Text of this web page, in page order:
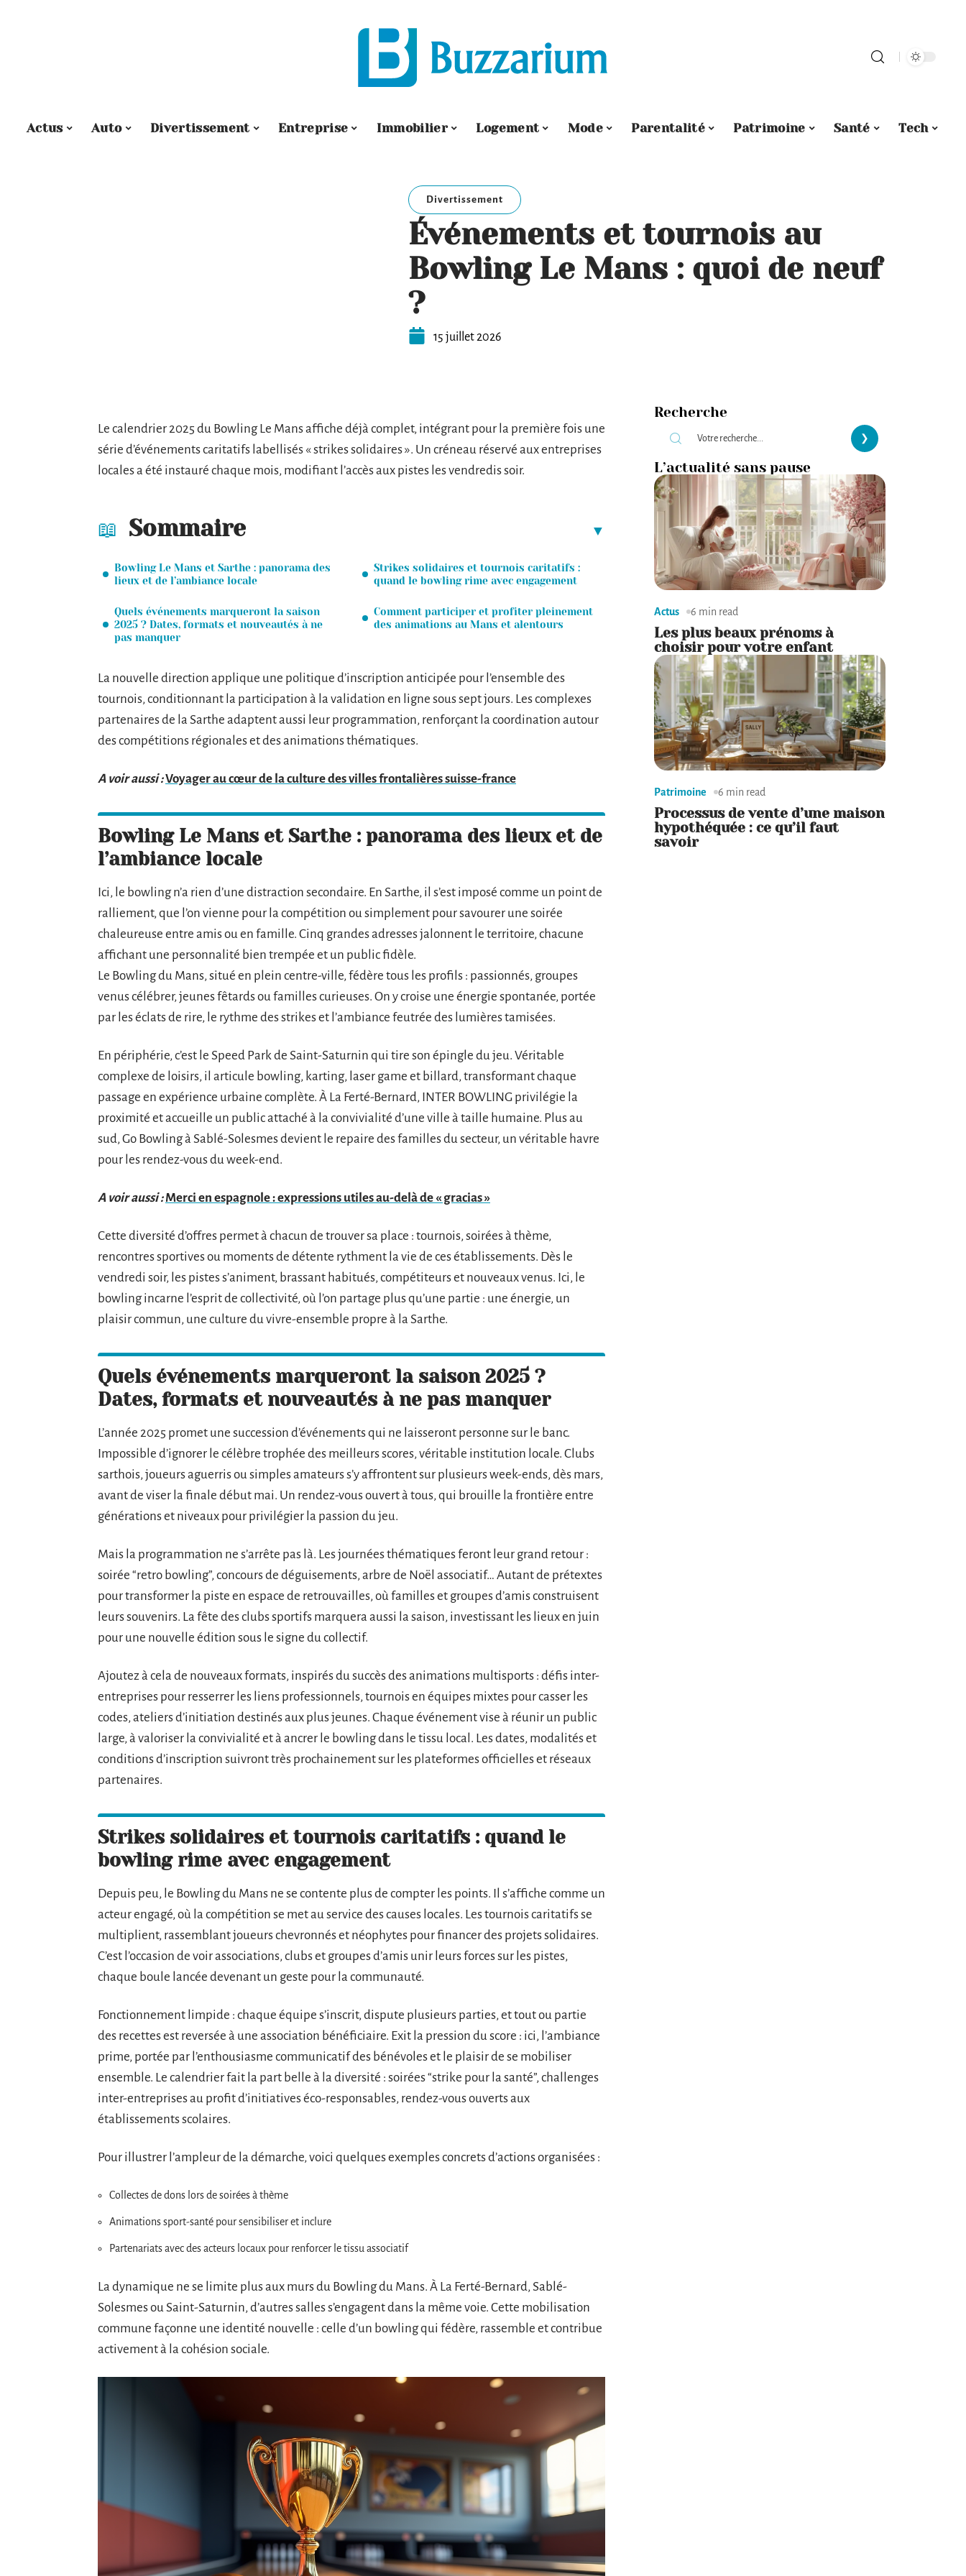
Actus Auto Divertissement Entreprise Immobilier Logement Mode Parentalité Patrimoine Santé Tech
Divertissement
Événements et tournois au
Bowling Le Mans : quoi de neuf
?
15 juillet 2026
Le calendrier 2025 du Bowling Le Mans affiche déjà complet, intégrant pour la première fois une
série d’événements caritatifs labellisés « strikes solidaires ». Un créneau réservé aux entreprises
locales a été instauré chaque mois, modifiant l’accès aux pistes les vendredis soir.
Sommaire
Bowling Le Mans et Sarthe : panorama des
lieux et de l’ambiance locale
Quels événements marqueront la saison
2025 ? Dates, formats et nouveautés à ne
pas manquer
Strikes solidaires et tournois caritatifs :
quand le bowling rime avec engagement
Comment participer et profiter pleinement
des animations au Mans et alentours
La nouvelle direction applique une politique d’inscription anticipée pour l’ensemble des
tournois, conditionnant la participation à la validation en ligne sous sept jours. Les complexes
partenaires de la Sarthe adaptent aussi leur programmation, renforçant la coordination autour
des compétitions régionales et des animations thématiques.
A voir aussi :Voyager au cœur de la culture des villes frontalières suisse-france
Bowling Le Mans et Sarthe : panorama des lieux et de
l’ambiance locale
Ici, le bowling n’a rien d’une distraction secondaire. En Sarthe, il s’est imposé comme un point de
ralliement, que l’on vienne pour la compétition ou simplement pour savourer une soirée
chaleureuse entre amis ou en famille. Cinq grandes adresses jalonnent le territoire, chacune
affichant une personnalité bien trempée et un public fidèle.
Le Bowling du Mans, situé en plein centre-ville, fédère tous les profils : passionnés, groupes
venus célébrer, jeunes fêtards ou familles curieuses. On y croise une énergie spontanée, portée
par les éclats de rire, le rythme des strikes et l’ambiance feutrée des lumières tamisées.
En périphérie, c’est le Speed Park de Saint-Saturnin qui tire son épingle du jeu. Véritable
complexe de loisirs, il articule bowling, karting, laser game et billard, transformant chaque
passage en expérience urbaine complète. À La Ferté-Bernard, INTER BOWLING privilégie la
proximité et accueille un public attaché à la convivialité d’une ville à taille humaine. Plus au
sud, Go Bowling à Sablé-Solesmes devient le repaire des familles du secteur, un véritable havre
pour les rendez-vous du week-end.
A voir aussi : Merci en espagnole : expressions utiles au-delà de « gracias »
Cette diversité d’offres permet à chacun de trouver sa place : tournois, soirées à thème,
rencontres sportives ou moments de détente rythment la vie de ces établissements. Dès le
vendredi soir, les pistes s’animent, brassant habitués, compétiteurs et nouveaux venus. Ici, le
bowling incarne l’esprit de collectivité, où l’on partage plus qu’une partie : une énergie, un
plaisir commun, une culture du vivre-ensemble propre à la Sarthe.
Quels événements marqueront la saison 2025 ?
Dates, formats et nouveautés à ne pas manquer
L’année 2025 promet une succession d’événements qui ne laisseront personne sur le banc.
Impossible d’ignorer le célèbre trophée des meilleurs scores, véritable institution locale. Clubs
sarthois, joueurs aguerris ou simples amateurs s’y affrontent sur plusieurs week-ends, dès mars,
avant de viser la finale début mai. Un rendez-vous ouvert à tous, qui brouille la frontière entre
générations et niveaux pour privilégier la passion du jeu.
Mais la programmation ne s’arrête pas là. Les journées thématiques feront leur grand retour :
soirée “retro bowling”, concours de déguisements, arbre de Noël associatif… Autant de prétextes
pour transformer la piste en espace de retrouvailles, où familles et groupes d’amis construisent
leurs souvenirs. La fête des clubs sportifs marquera aussi la saison, investissant les lieux en juin
pour une nouvelle édition sous le signe du collectif.
Ajoutez à cela de nouveaux formats, inspirés du succès des animations multisports : défis inter-
entreprises pour resserrer les liens professionnels, tournois en équipes mixtes pour casser les
codes, ateliers d’initiation destinés aux plus jeunes. Chaque événement vise à réunir un public
large, à valoriser la convivialité et à ancrer le bowling dans le tissu local. Les dates, modalités et
conditions d’inscription suivront très prochainement sur les plateformes officielles et réseaux
partenaires.
Strikes solidaires et tournois caritatifs : quand le
bowling rime avec engagement
Depuis peu, le Bowling du Mans ne se contente plus de compter les points. Il s’affiche comme un
acteur engagé, où la compétition se met au service des causes locales. Les tournois caritatifs se
multiplient, rassemblant joueurs chevronnés et néophytes pour financer des projets solidaires.
C’est l’occasion de voir associations, clubs et groupes d’amis unir leurs forces sur les pistes,
chaque boule lancée devenant un geste pour la communauté.
Fonctionnement limpide : chaque équipe s’inscrit, dispute plusieurs parties, et tout ou partie
des recettes est reversée à une association bénéficiaire. Exit la pression du score : ici, l’ambiance
prime, portée par l’enthousiasme communicatif des bénévoles et le plaisir de se mobiliser
ensemble. Le calendrier fait la part belle à la diversité : soirées “strike pour la santé”, challenges
inter-entreprises au profit d’initiatives éco-responsables, rendez-vous ouverts aux
établissements scolaires.
Pour illustrer l’ampleur de la démarche, voici quelques exemples concrets d’actions organisées :
Collectes de dons lors de soirées à thème
Animations sport-santé pour sensibiliser et inclure
Partenariats avec des acteurs locaux pour renforcer le tissu associatif
La dynamique ne se limite plus aux murs du Bowling du Mans. À La Ferté-Bernard, Sablé-
Solesmes ou Saint-Saturnin, d’autres salles s’engagent dans la même voie. Cette mobilisation
commune façonne une identité nouvelle : celle d’un bowling qui fédère, rassemble et contribue
activement à la cohésion sociale.
Recherche
L’actualité sans pause
Actus 6 min read
Les plus beaux prénoms à
choisir pour votre enfant
Patrimoine 6 min read
Processus de vente d’une maison
hypothéquée : ce qu’il faut
savoir